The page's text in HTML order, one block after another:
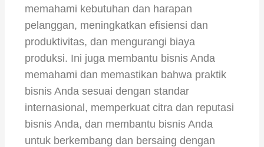
memahami kebutuhan dan harapan
pelanggan, meningkatkan efisiensi dan
produktivitas, dan mengurangi biaya
produksi. Ini juga membantu bisnis Anda
memahami dan memastikan bahwa praktik
bisnis Anda sesuai dengan standar
internasional, memperkuat citra dan reputasi
bisnis Anda, dan membantu bisnis Anda
untuk berkembang dan bersaing dengan